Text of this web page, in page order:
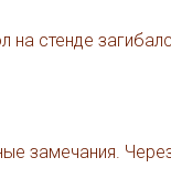
стенде
замечания.